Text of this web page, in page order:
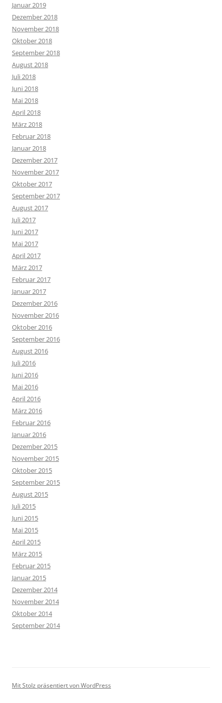
Januar 2019
Dezember 2018
November 2018
Oktober 2018
September 2018
August 2018
Juli 2018
Juni 2018
Mai 2018
April 2018
März 2018
Februar 2018
Januar 2018
Dezember 2017
November 2017
Oktober 2017
September 2017
August 2017
Juli 2017
Juni 2017
Mai 2017
April 2017
März 2017
Februar 2017
Januar 2017
Dezember 2016
November 2016
Oktober 2016
September 2016
August 2016
Juli 2016
Juni 2016
Mai 2016
April 2016
März 2016
Februar 2016
Januar 2016
Dezember 2015
November 2015
Oktober 2015
September 2015
August 2015
Juli 2015
Juni 2015
Mai 2015
April 2015
März 2015
Februar 2015
Januar 2015
Dezember 2014
November 2014
Oktober 2014
September 2014
Mit Stolz präsentiert von WordPress